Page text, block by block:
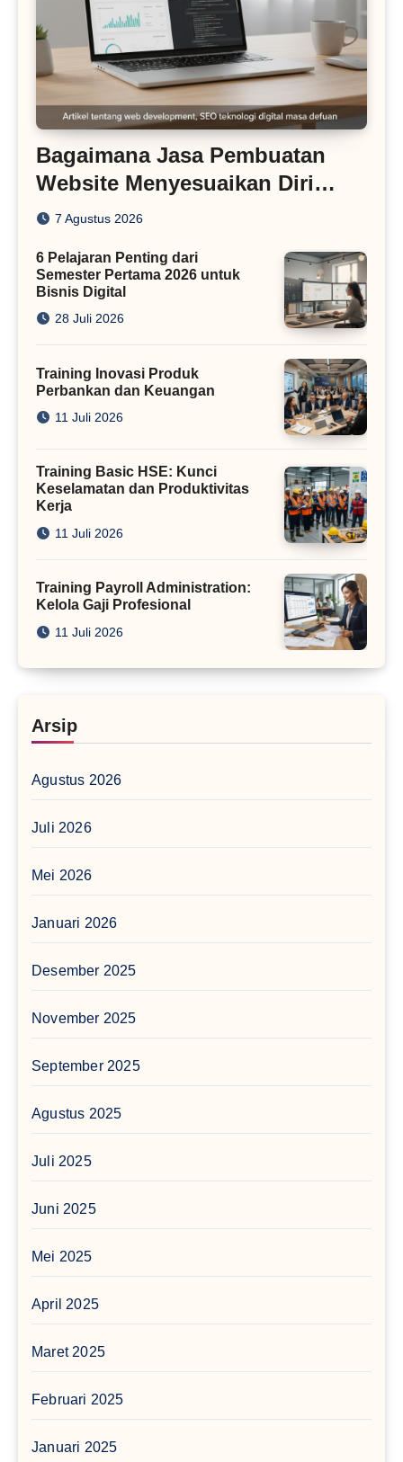
Bagaimana Jasa Pembuatan
Website Menyesuaikan Diri
dengan Algoritma SEO Masa
7 Agustus 2026
6 Pelajaran Penting dari
Semester Pertama 2026 untuk
Bisnis Digital
28 Juli 2026
Training Inovasi Produk
Perbankan dan Keuangan
11 Juli 2026
Training Basic HSE: Kunci
Keselamatan dan Produktivitas
Kerja
11 Juli 2026
Training Payroll Administration:
Kelola Gaji Profesional
11 Juli 2026
Arsip
Agustus 2026
Juli 2026
Mei 2026
Januari 2026
Desember 2025
November 2025
September 2025
Agustus 2025
Juli 2025
Juni 2025
Mei 2025
April 2025
Maret 2025
Februari 2025
Januari 2025